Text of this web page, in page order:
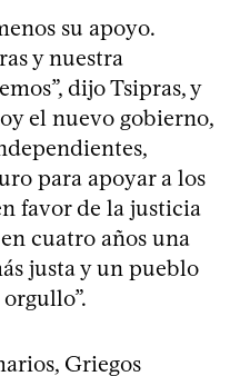
su apoyo.
y nuestra
dijo Tsipras, y
el nuevo gobierno,
para apoyar a los
favor de la justicia
cuatro años una
justa y un pueblo
Griegos